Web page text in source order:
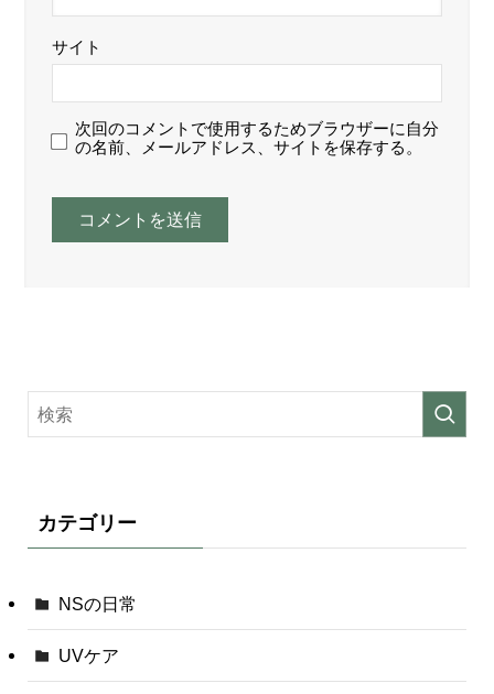
サイト
次回のコメントで使用するためブラウザーに自分
の名前、メールアドレス、サイトを保存する。
カテゴリー
NSの日常
UVケア